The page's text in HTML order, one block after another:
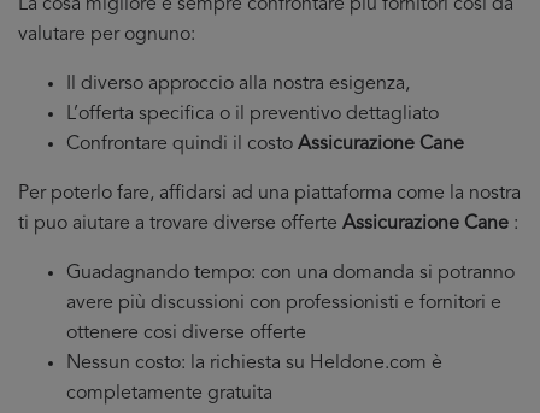
La cosa migliore è sempre confrontare più fornitori cosi da
valutare per ognuno:
Il diverso approccio alla nostra esigenza,
L’offerta specifica o il preventivo dettagliato
Confrontare quindi il costo Assicurazione Cane
Per poterlo fare, affidarsi ad una piattaforma come la nostra
ti puo aiutare a trovare diverse offerte Assicurazione Cane :
Guadagnando tempo: con una domanda si potranno
avere più discussioni con professionisti e fornitori e
ottenere cosi diverse offerte
Nessun costo: la richiesta su Heldone.com è
completamente gratuita